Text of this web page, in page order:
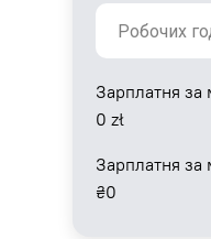
Зарплатня за
0 zł
Зарплатня за
₴0